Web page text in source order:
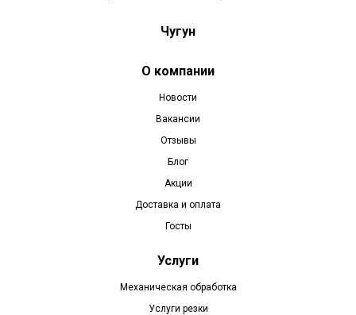
Чугун
О компании
Новости
Вакансии
Отзывы
Блог
Акции
Доставка и оплата
Госты
Услуги
Механическая обработка
Услуги резки